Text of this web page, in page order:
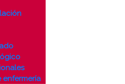
enfermería